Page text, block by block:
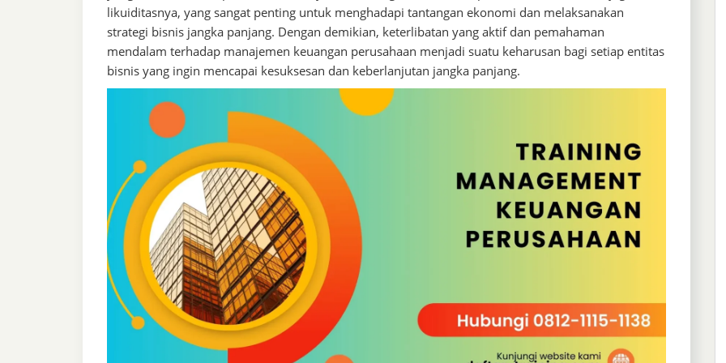
likuiditasnya, yang sangat penting untuk menghadapi tantangan ekonomi dan melaksanakan
strategi bisnis jangka panjang. Dengan demikian, keterlibatan yang aktif dan pemahaman
mendalam terhadap manajemen keuangan perusahaan menjadi suatu keharusan bagi setiap entitas
bisnis yang ingin mencapai kesuksesan dan keberlanjutan jangka panjang.